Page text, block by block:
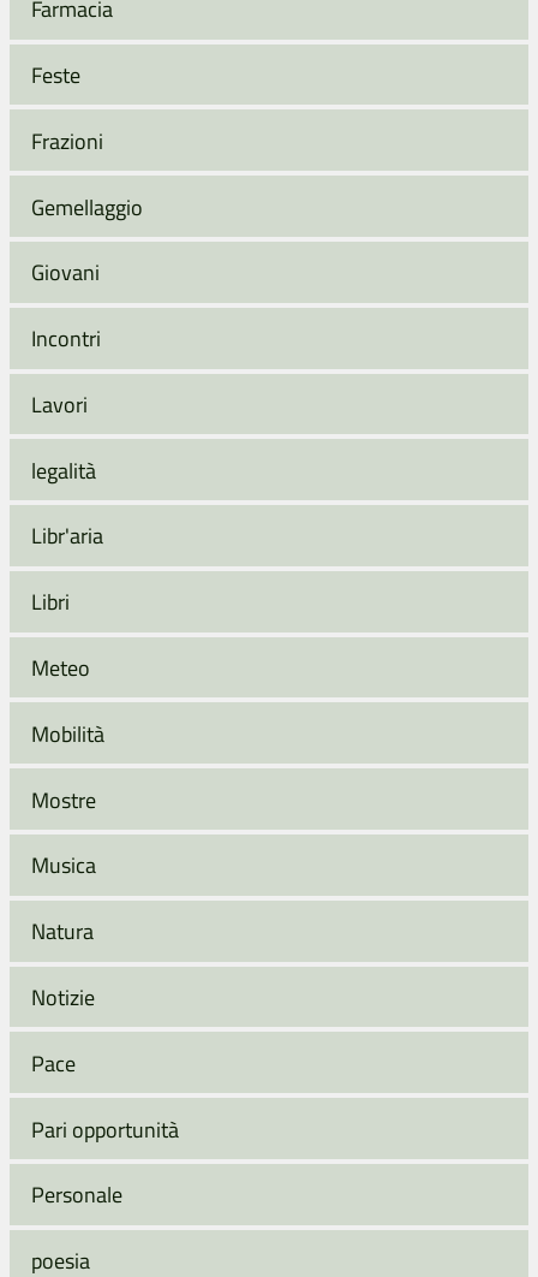
Farmacia
Feste
Frazioni
Gemellaggio
Giovani
Incontri
Lavori
legalità
Libr'aria
Libri
Meteo
Mobilità
Mostre
Musica
Natura
Notizie
Pace
Pari opportunità
Personale
poesia